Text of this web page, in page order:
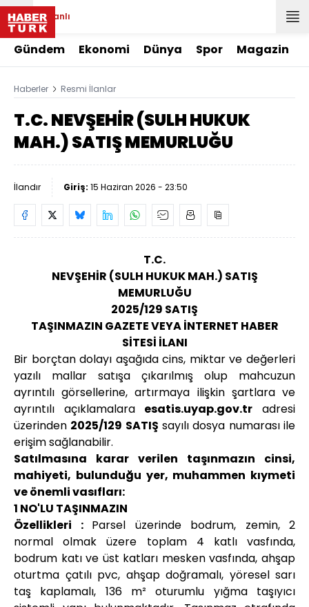
Canlı
Gündem Ekonomi Dünya Spor Magazin
Haberler Resmi İlanlar
T.C. NEVŞEHİR (SULH HUKUK
MAH.) SATIŞ MEMURLUĞU
İlandır Giriş: 15 Haziran 2026 - 23:50
T.C.
NEVŞEHİR (SULH HUKUK MAH.) SATIŞ
MEMURLUĞU
2025/129 SATIŞ
TAŞINMAZIN GAZETE VEYA İNTERNET HABER
SİTESİ İLANI
Bir borçtan dolayı aşağıda cins, miktar ve değerleri
yazılı mallar satışa çıkarılmış olup mahcuzun
ayrıntılı görsellerine, artırmaya ilişkin şartlara ve
ayrıntılı açıklamalara esatis.uyap.gov.tr adresi
üzerinden 2025/129 SATIŞ sayılı dosya numarası ile
erişim sağlanabilir.
Satılmasına karar verilen taşınmazın cinsi,
mahiyeti, bulunduğu yer, muhammen kıymeti
ve önemli vasıfları:
1 NO'LU TAŞINMAZIN
Özellikleri : Parsel üzerinde bodrum, zemin, 2
normal olmak üzere toplam 4 katlı vasfında,
bodrum katı ve üst katları mesken vasfında, ahşap
oturtma çatılı pvc, ahşap doğramalı, yöresel sarı
taş kaplamalı, 136 m² oturumlu yığma taşıyıcı